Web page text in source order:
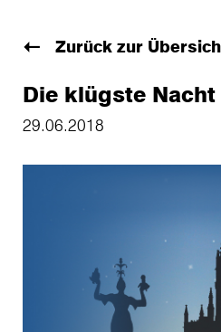
Zurück zur
Die klügste
29.06.2018